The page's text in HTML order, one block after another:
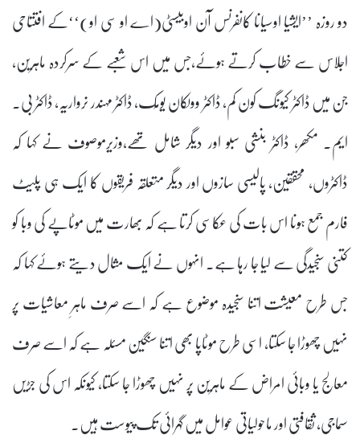
دو روزہ ’’ایشیا اوسیانا کانفرنس آن اوبیسٹی(اے او سی او)‘‘کے افتتاحی
اجلاس سے خطاب کرتے ہوئے،جس میں اس شعبے کے سرکردہ ماہرین،
جن میں ڈاکٹر کیونگ کون کم، ڈاکٹر وولکان یومُک، ڈاکٹر مہندر نرواریہ، ڈاکٹر بی۔
ایم۔ مکھر، ڈاکٹر بنشی سبو اور دیگر شامل تھے،وزیرموصوف نے کہا کہ
ڈاکٹروں، محققین، پالیسی سازوں اور دیگر متعلقہ فریقوں کا ایک ہی پلیٹ
فارم جمع ہونا اس بات کی عکاسی کرتا ہے کہ بھارت میں موٹاپے کی وبا کو
کتنی سنجیدگی سے لیا جا رہا ہے۔ انہوں نے ایک مثال دیتے ہوئے کہا کہ
جس طرح معیشت اتنا سنجیدہ موضوع ہے کہ اسے صرف ماہرِ معاشیات پر
نہیں چھوڑا جا سکتا، اسی طرح موٹاپا بھی اتنا سنگین مسئلہ ہے کہ اسے صرف
معالج یا وبائی امراض کے ماہرین پر نہیں چھوڑا جا سکتا، کیونکہ اس کی جڑیں
سماجی، ثقافتی اور ماحولیاتی عوامل میں گہرائی تک پیوست ہیں۔